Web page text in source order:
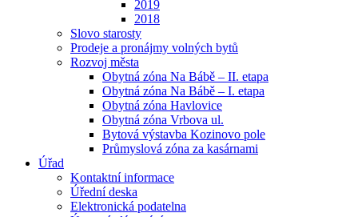
2019
2018
Slovo starosty
Prodeje a pronájmy volných bytů
Rozvoj města
Obytná zóna Na Bábě – II. etapa
Obytná zóna Na Bábě – I. etapa
Obytná zóna Havlovice
Obytná zóna Vrbova ul.
Bytová výstavba Kozinovo pole
Průmyslová zóna za kasárnami
Úřad
Kontaktní informace
Úřední deska
Elektronická podatelna